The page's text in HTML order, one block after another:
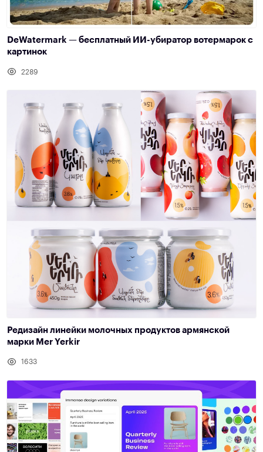
DeWatermark — бесплатный ИИ-убиратор вотермарок с
картинок
2289
Редизайн линейки молочных продуктов армянской
марки Mer Yerkir
1633